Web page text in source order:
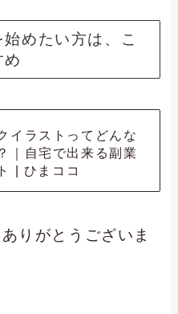
めたい方は、こ
め
イラストってどんな
｜自宅で出来る副業
| ひまココ
りがとうございま